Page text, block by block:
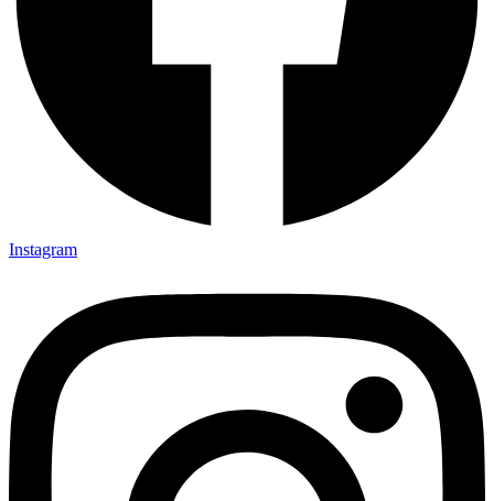
Instagram